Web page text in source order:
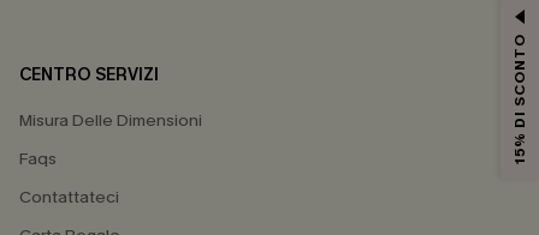
CENTRO SERVIZI
Misura Delle Dimensioni
Faqs
Contattateci
15% DI SCONTO